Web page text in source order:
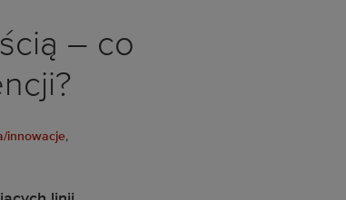
– co
innowacje,